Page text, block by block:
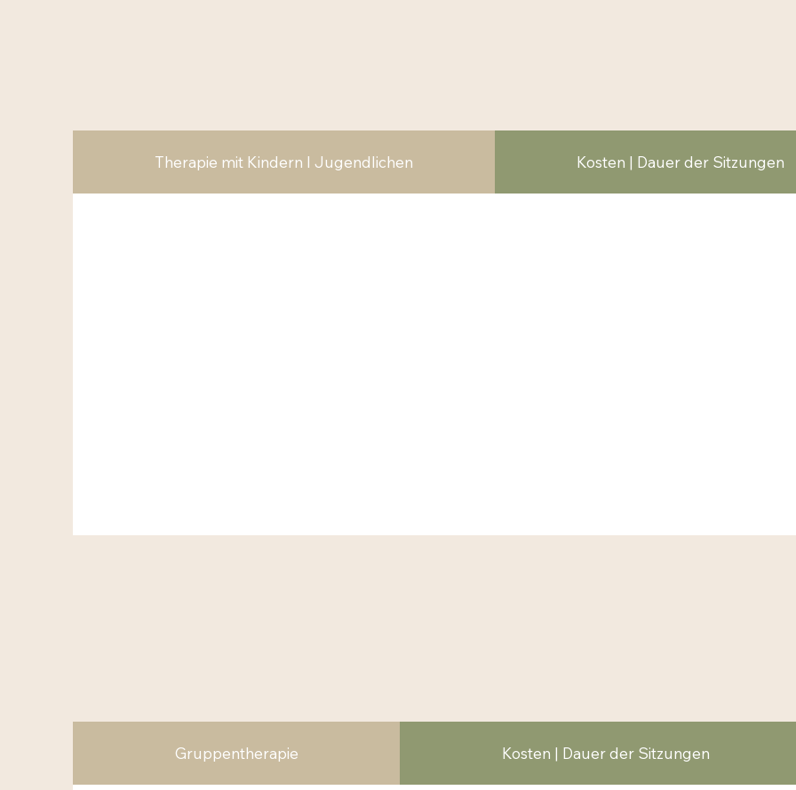
Therapie mit Kindern I Jugendlichen Kosten | Dauer der Sitzungen
Gruppentherapie Kosten | Dauer der Sitzungen